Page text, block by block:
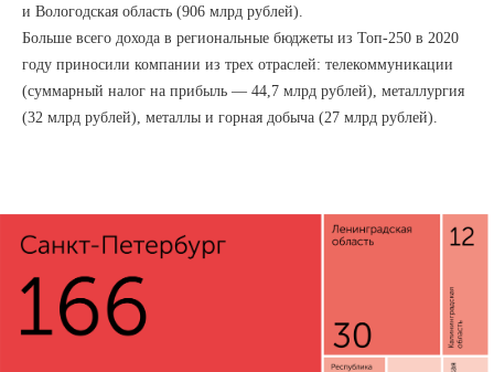
и Вологодская область (906 млрд рублей).
Больше всего дохода в региональные бюджеты из Топ-250 в 2020
году приносили компании из трех отраслей: телекоммуникации
(суммарный налог на прибыль — 44,7 млрд рублей), металлургия
(32 млрд рублей), металлы и горная добыча (27 млрд рублей).